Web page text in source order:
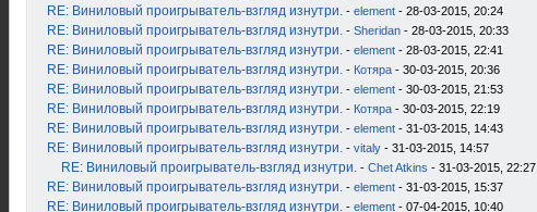
RE: Виниловый проигрыватель-взгляд изнутри. - element - 28-03-2015, 20:24
RE: Виниловый проигрыватель-взгляд изнутри. - Sheridan - 28-03-2015, 20:33
RE: Виниловый проигрыватель-взгляд изнутри. - element - 28-03-2015, 22:41
RE: Виниловый проигрыватель-взгляд изнутри. - Котяра - 30-03-2015, 20:36
RE: Виниловый проигрыватель-взгляд изнутри. - element - 30-03-2015, 21:53
RE: Виниловый проигрыватель-взгляд изнутри. - Котяра - 30-03-2015, 22:19
RE: Виниловый проигрыватель-взгляд изнутри. - element - 31-03-2015, 14:43
RE: Виниловый проигрыватель-взгляд изнутри. - vitaly - 31-03-2015, 14:57
RE: Виниловый проигрыватель-взгляд изнутри. - Chet Atkins - 31-03-2015, 22:27
RE: Виниловый проигрыватель-взгляд изнутри. - element - 31-03-2015, 15:37
RE: Виниловый проигрыватель-взгляд изнутри. - element - 07-04-2015, 10:40